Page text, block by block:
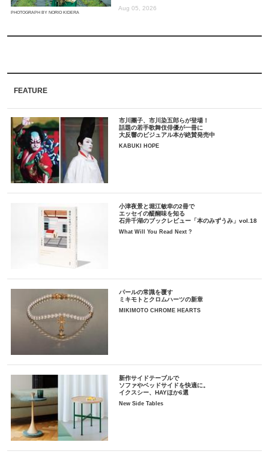
PHOTOGRAPH BY NORIO KIDERA
Aug 05, 2026
FEATURE
市川團子、市川染五郎らが登場！
話題の若手歌舞伎俳優が一冊に
大反響のビジュアル本が絶賛発売中
KABUKI HOPE
小津夜景と堀江敏幸の2冊で
エッセイの醍醐味を知る
石井千湖のブックレビュー「本のみずうみ」vol.18
What Will You Read Next ?
パールの常識を覆す
ミキモトとクロムハーツの新章
MIKIMOTO CHROME HEARTS
新作サイドテーブルで
ソファやベッドサイドを快適に。
イクスシー、HAYほか6選
New Side Tables